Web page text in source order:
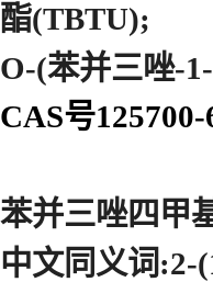
酯(TBTU);
O-(苯并三唑-
CAS号
苯并三唑四甲
中文同义词:2-